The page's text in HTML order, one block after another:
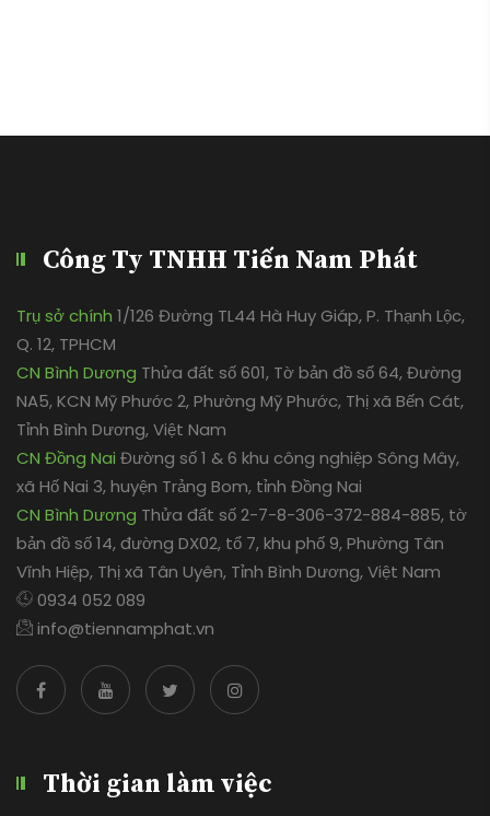
Công Ty TNHH Tiến Nam Phát
Trụ sở chính 1/126 Đường TL44 Hà Huy Giáp, P. Thạnh Lộc,
Q. 12, TPHCM
CN Bình Dương Thửa đất số 601, Tờ bản đồ số 64, Đường
NA5, KCN Mỹ Phước 2, Phường Mỹ Phước, Thị xã Bến Cát,
Tỉnh Bình Dương, Việt Nam
CN Đồng Nai Đường số 1 & 6 khu công nghiệp Sông Mây,
xã Hố Nai 3, huyện Trảng Bom, tỉnh Đồng Nai
CN Bình Dương Thửa đất số 2-7-8-306-372-884-885, tờ
bản đồ số 14, đường DX02, tổ 7, khu phố 9, Phường Tân
Vĩnh Hiệp, Thị xã Tân Uyên, Tỉnh Bình Dương, Việt Nam
0934 052 089
info@tiennamphat.vn
Thời gian làm việc